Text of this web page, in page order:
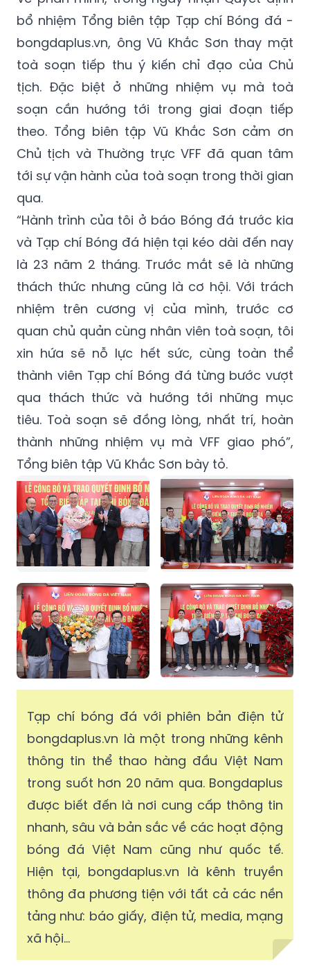
bổ nhiệm Tổng biên tập Tạp chí Bóng đá -
bongdaplus.vn, ông Vũ Khắc Sơn thay mặt
toà soạn tiếp thu ý kiến chỉ đạo của Chủ
tịch. Đặc biệt ở những nhiệm vụ mà toà
soạn cần hướng tới trong giai đoạn tiếp
theo. Tổng biên tập Vũ Khắc Sơn cảm ơn
Chủ tịch và Thường trực VFF đã quan tâm
tới sự vận hành của toà soạn trong thời gian
qua.
“Hành trình của tôi ở báo Bóng đá trước kia
và Tạp chí Bóng đá hiện tại kéo dài đến nay
là 23 năm 2 tháng. Trước mắt sẽ là những
thách thức nhưng cũng là cơ hội. Với trách
nhiệm trên cương vị của mình, trước cơ
quan chủ quản cùng nhân viên toà soạn, tôi
xin hứa sẽ nỗ lực hết sức, cùng toàn thể
thành viên Tạp chí Bóng đá từng bước vượt
qua thách thức và hướng tới những mục
tiêu. Toà soạn sẽ đồng lòng, nhất trí, hoàn
thành những nhiệm vụ mà VFF giao phó”,
Tổng biên tập Vũ Khắc Sơn bày tỏ.
Tạp chí bóng đá với phiên bản điện tử
bongdaplus.vn là một trong những kênh
thông tin thể thao hàng đầu Việt Nam
trong suốt hơn 20 năm qua. Bongdaplus
được biết đến là nơi cung cấp thông tin
nhanh, sâu và bản sắc về các hoạt động
bóng đá Việt Nam cũng như quốc tế.
Hiện tại, bongdaplus.vn là kênh truyền
thông đa phương tiện với tất cả các nền
tảng như: báo giấy, điện tử, media, mạng
xã hội…